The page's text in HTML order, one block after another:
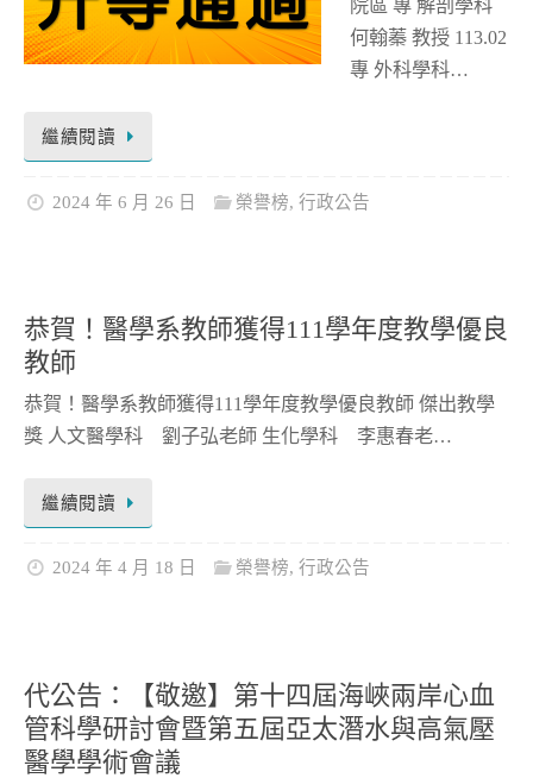
院區 專 解剖學科
何翰蓁 教授 113.02
專 外科學科…
繼續閱讀
2024 年 6 月 26 日 榮譽榜, 行政公告
恭賀！醫學系教師獲得111學年度教學優良
教師
恭賀！醫學系教師獲得111學年度教學優良教師 傑出教學
獎 人文醫學科 劉子弘老師 生化學科 李惠春老…
繼續閱讀
2024 年 4 月 18 日 榮譽榜, 行政公告
代公告：【敬邀】第十四屆海峽兩岸心血
管科學研討會暨第五屆亞太潛水與高氣壓
醫學學術會議